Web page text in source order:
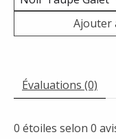
Ajouter
Évaluations (0)
0 étoiles selon 0